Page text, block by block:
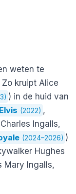
weten te
kruipt Alice
) in de huid van
Elvis (2022) ,
Ingalls,
(2024–2026) )
Hughes
Mary Ingalls,